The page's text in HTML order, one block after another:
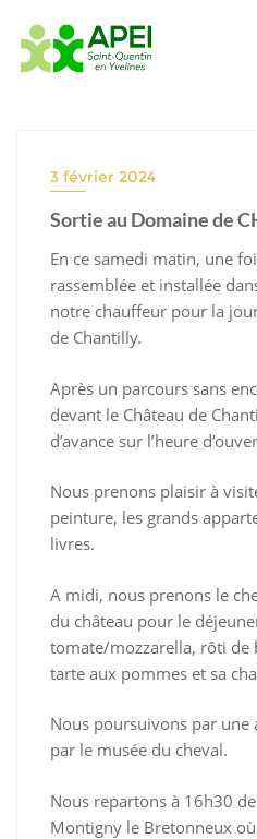
content
3 février 2024
Sortie au Domaine de
En ce samedi matin, une
rassemblée et installée
notre chauffeur pour la
de Chantilly.
Après un parcours sans
devant le Château de
d’avance sur l’heure
Nous prenons plaisir à
peinture, les grands
livres.
A midi, nous prenons le
du château pour le
tomate/mozzarella, rôti
tarte aux pommes et sa
Nous poursuivons par
par le musée du cheval.
Nous repartons à 16h30
Montigny le Bretonneux